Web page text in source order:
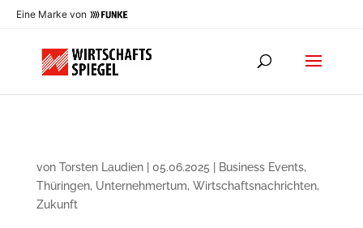
Eine Marke von
von Torsten Laudien| 05.06.2025 Business Events,
Thüringen, Unternehmertum, Wirtschaftsnachrichten,
Zukunft